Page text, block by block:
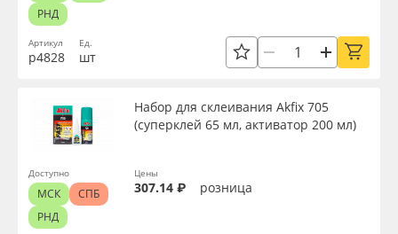
Артикул
р4828
Ед.
шт
РНД
Набор для склеивания Akfix 705
(суперклей 65 мл, активатор 200 мл)
Цены
307.14 ₽ розница
Доступно
МСК
СПБ
РНД